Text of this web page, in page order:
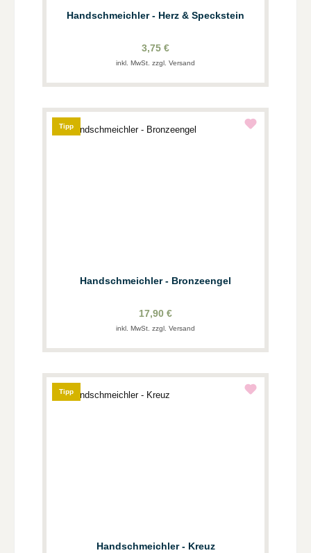
Handschmeichler - Herz & Speckstein
3,75 €
inkl. MwSt. zzgl. Versand
Tipp
Handschmeichler - Bronzeengel
17,90 €
inkl. MwSt. zzgl. Versand
Tipp
Handschmeichler - Kreuz